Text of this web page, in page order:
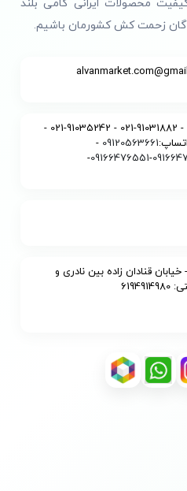
محصولات ایرانی گامی بلند
زحمت کش کشورمان باشیم.
تلفن : تماس - با - پشتیبانی: - 91031882-021 - 91035242-021 -
09120563661
-
-
09166476551
-
قنادان زاده بین نادری و